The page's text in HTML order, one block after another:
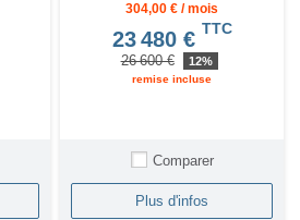
304,00 € / mois
23 480 € TTC
26 600 € 12%
remise incluse
Comparer
Plus d'infos